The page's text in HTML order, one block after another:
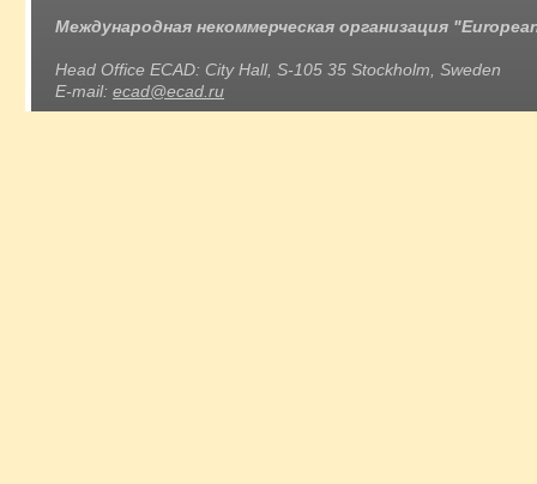
Международная некоммерческая организация
Head Office ECAD: City Hall, S-105 35 Stockholm, Sweden
E-mail: ecad@ecad.ru